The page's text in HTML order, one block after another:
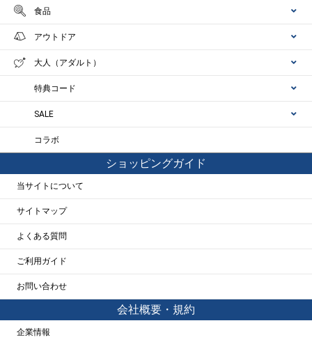
食品
アウトドア
大人（アダルト）
特典コード
SALE
コラボ
ショッピングガイド
当サイトについて
サイトマップ
よくある質問
ご利用ガイド
お問い合わせ
会社概要・規約
企業情報